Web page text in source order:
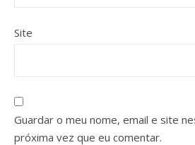
Site
Guardar o meu nome, email e site
próxima vez que eu comentar.